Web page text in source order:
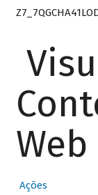
Web
Ações